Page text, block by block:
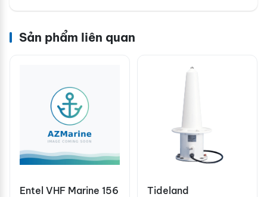
Sản phẩm liên quan
Entel VHF Marine 156
Tideland